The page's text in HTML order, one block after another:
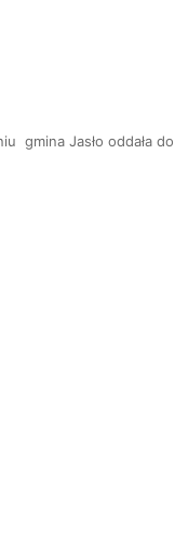
gmina Jasło oddała